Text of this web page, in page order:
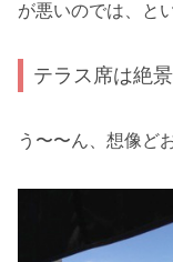
が悪いのでは、と
テラス席は絶景
う〜〜ん、想像ど